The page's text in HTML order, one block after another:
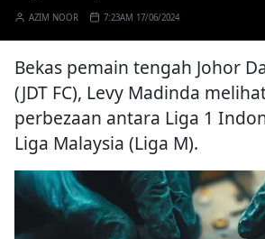
AZIM NOOR 7:23AM 17/06/2024
Bekas pemain tengah Johor
(JDT FC), Levy Madinda
perbezaan antara Liga 1
Liga Malaysia (Liga M).